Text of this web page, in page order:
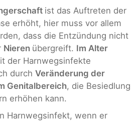
ist das Auftreten der
erhöht, hier muss vor allem
dass die Entzündung nicht
Nieren übergreift. Im Alter
der Harnwegsinfekte
durch Veränderung der
Genitalbereich, die Besiedlung
erhöhen kann.
Harnwegsinfekt, wenn er